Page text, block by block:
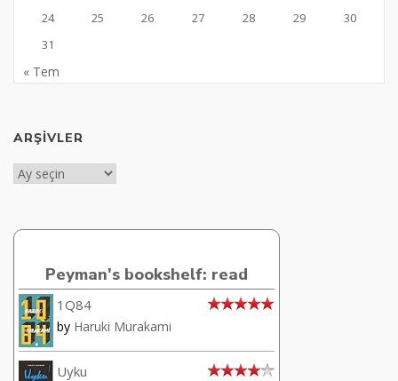
24
25 26 27 28 29
30
31
« Tem
ARŞIVLER
Arşivler
Peyman's bookshelf: read
1Q84
by Haruki Murakami
Uyku